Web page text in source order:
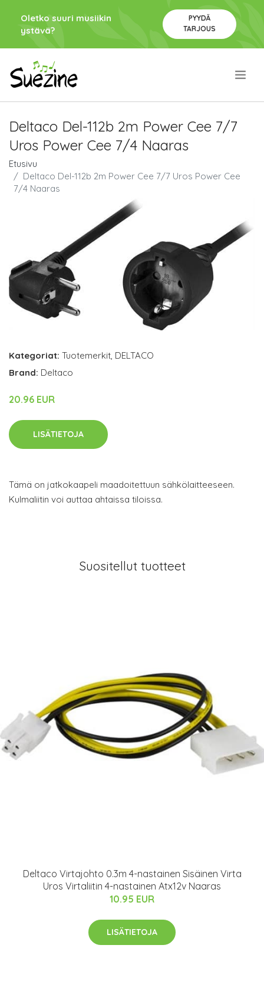
Oletko suuri musiikin
ystävä?
PYYDÄ
TARJOUS
Deltaco Del-112b 2m Power Cee 7/7
Uros Power Cee 7/4 Naaras
Etusivu
Deltaco Del-112b 2m Power Cee 7/7 Uros Power Cee
7/4 Naaras
Kategoriat: Tuotemerkit, DELTACO
Brand: Deltaco
20.96 EUR
LISÄTIETOJA
Tämä on jatkokaapeli maadoitettuun sähkölaitteeseen.
Kulmaliitin voi auttaa ahtaissa tiloissa.
Suositellut tuotteet
Deltaco Virtajohto 0.3m 4-nastainen Sisäinen Virta
Uros Virtaliitin 4-nastainen Atx12v Naaras
10.95 EUR
LISÄTIETOJA